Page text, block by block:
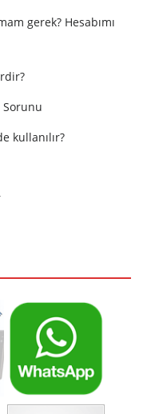
gerek? Hesabımı
Sorunu
kullanılır?